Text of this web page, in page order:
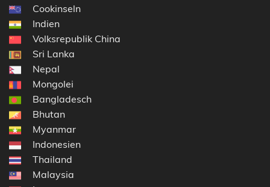
Cookinseln
Indien
Volksrepublik China
Sri Lanka
Nepal
Mongolei
Bangladesch
Bhutan
Myanmar
Indonesien
Thailand
Malaysia